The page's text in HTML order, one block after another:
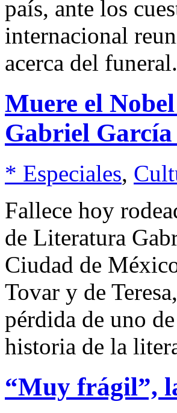
país, ante los
internacional
acerca del funeral.
Muere el
Gabriel
* Especiales,
Fallece hoy
de Literatura
Ciudad de
Tovar y de
pérdida de uno
historia de la
“Muy frágil”,